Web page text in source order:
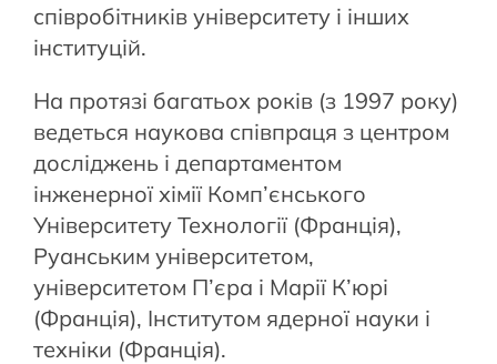
співробітників університету і інших
інституцій.
На протязі багатьох років (з 1997 року)
ведеться наукова співпраця з центром
досліджень і департаментом
інженерної хімії Комп’єнського
Університету Технології (Франція),
Руанським університетом,
університетом П’єра і Марії К’юрі
(Франція), Інститутом ядерної науки і
техніки (Франція).